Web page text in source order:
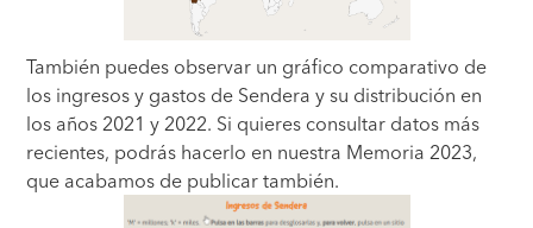
También puedes observar un gráfico comparativo de
los ingresos y gastos de Sendera y su distribución en
los años 2021 y 2022. Si quieres consultar datos más
recientes, podrás hacerlo en nuestra Memoria 2023,
que acabamos de publicar también.